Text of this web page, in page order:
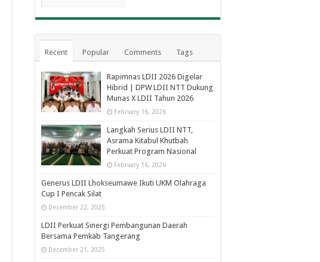
Recent Popular Comments Tags
Rapimnas LDII 2026 Digelar
Hibrid | DPW LDII NTT Dukung
Munas X LDII Tahun 2026
February 16, 2026
Langkah Serius LDII NTT,
Asrama Kitabul Khutbah
Perkuat Program Nasional
February 16, 2026
Generus LDII Lhokseumawe Ikuti UKM Olahraga
Cup I Pencak Silat
December 22, 2025
LDII Perkuat Sinergi Pembangunan Daerah
Bersama Pemkab Tangerang
December 21, 2025